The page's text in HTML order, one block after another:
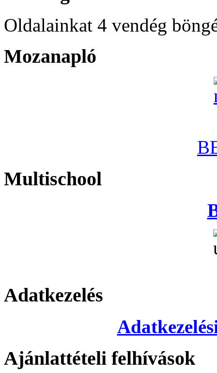
Oldalainkat 4 vendég
Mozanapló
Multischool
Adatkezelés
Ajánlattételi felhívások